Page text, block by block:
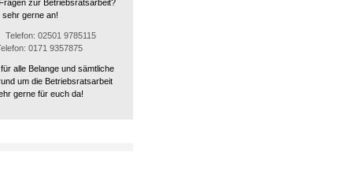
zur Betriebsratsarbeit?
sehr gerne an!
Telefon: 02501 9785115
0171 9357875
alle Belange und sämtliche
um die Betriebsratsarbeit
gerne für euch da!